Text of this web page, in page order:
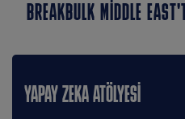
BREAKBULK MIDDLE
YAPAY ZEKA ATÖLYESI